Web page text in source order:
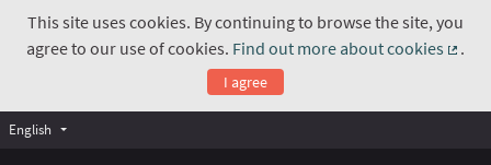
This site uses cookies. By continuing to browse the site, you
agree to our use of cookies. Find out more about cookies
.
I agree
English Choose language